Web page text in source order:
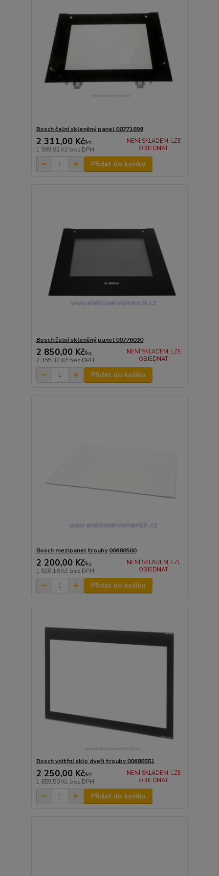
Bosch čelní skleněný panel 00771899
2 311,00 Kč/ks
1 909,92 Kč bez DPH
NENÍ SKLADEM, LZE
OBJEDNAT
Přidat do košíku
Bosch čelní skleněný panel 00776030
2 850,00 Kč/ks
2 355,37 Kč bez DPH
NENÍ SKLADEM, LZE
OBJEDNAT
Přidat do košíku
Bosch mezipanel trouby 00688500
2 200,00 Kč/ks
1 818,18 Kč bez DPH
NENÍ SKLADEM, LZE
OBJEDNAT
Přidat do košíku
Bosch vnitřní sklo dveří trouby 00688551
2 250,00 Kč/ks
1 859,50 Kč bez DPH
NENÍ SKLADEM, LZE
OBJEDNAT
Přidat do košíku